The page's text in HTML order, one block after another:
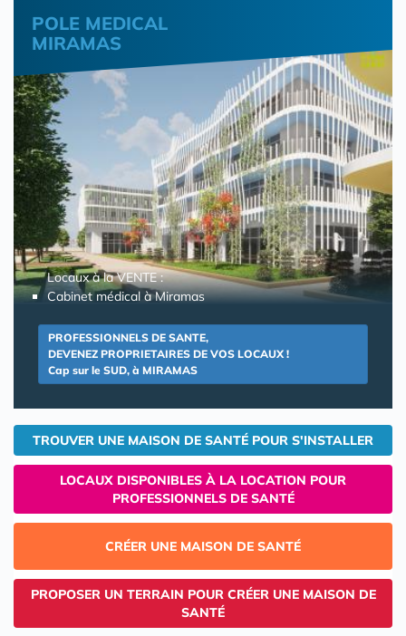
POLE MEDICAL
MIRAMAS
Locaux à la VENTE :
Cabinet médical à Miramas
PROFESSIONNELS DE SANTE,
DEVENEZ PROPRIETAIRES DE VOS LOCAUX !
Cap sur le SUD, à MIRAMAS
TROUVER UNE MAISON DE SANTÉ POUR S'INSTALLER
LOCAUX DISPONIBLES À LA LOCATION POUR
PROFESSIONNELS DE SANTÉ
CRÉER UNE MAISON DE SANTÉ
PROPOSER UN TERRAIN POUR CRÉER UNE MAISON DE
SANTÉ